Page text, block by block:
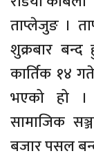
ताप्लेजुङ ।
शुक्रबार
कार्तिक १४
भएको हो ।
सामाजिक
बजार पसल